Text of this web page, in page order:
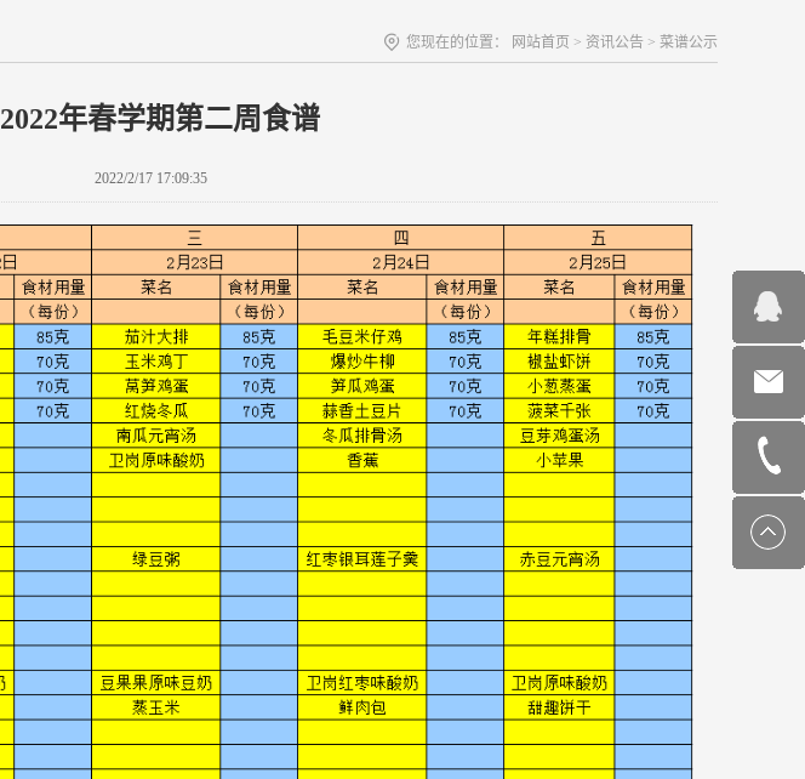
您现在的位置： 网站首页 > 资讯公告 > 菜谱公示
2022年春学期第二周食谱
2022/2/17 17:09:35